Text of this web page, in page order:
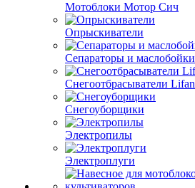
Мотоблоки Мотор Сич
Опрыскиватели
Сепараторы и маслобойки
Снегоотбрасыватели Lifan
Снегоуборщики
Электропилы
Электроплуги